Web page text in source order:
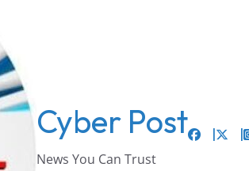
Cyber Post
News You Can Trust